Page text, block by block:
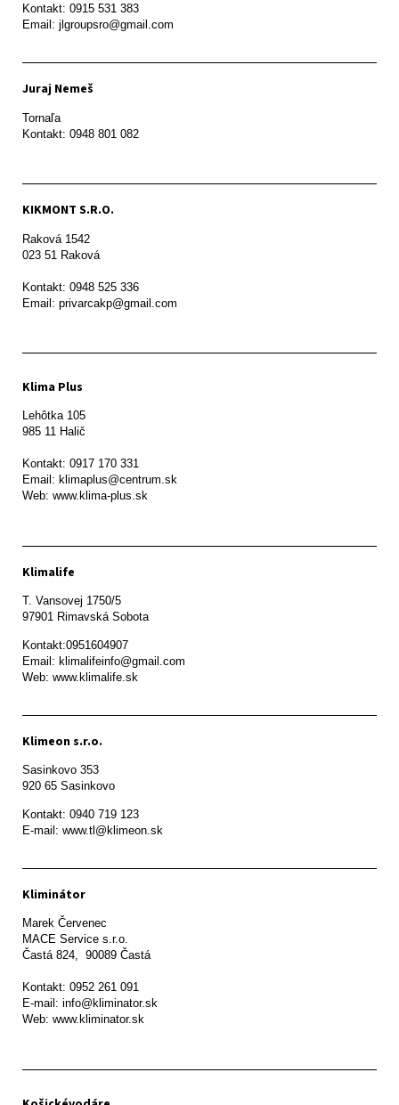
Kontakt: 0915 531 383
Email: jlgroupsro@gmail.com
Juraj Nemeš
Tornaľa
Kontakt: 0948 801 082
KIKMONT S.R.O.
Raková 1542
023 51 Raková
Kontakt: 0948 525 336
Email: privarcakp@gmail.com
Klima Plus
Lehôtka 105
985 11 Halič
Kontakt: 0917 170 331
Email: klimaplus@centrum.sk
Klimalife
T. Vansovej 1750/5
97901 Rimavská Sobota
Kontakt:0951604907
Email: klimalifeinfo@gmail.com
Web: www.klimalife.sk
Klimeon s.r.o.
Sasinkovo 353
920 65 Sasinkovo
Kontakt: 0940 719 123
E-mail: www.tl@klimeon.sk
Kliminátor
Marek Červenec
MACE Service s.r.o.
Častá 824,  90089 Častá
Kontakt: 0952 261 091
E-mail: info@kliminator.sk
Web: www.kliminator.sk